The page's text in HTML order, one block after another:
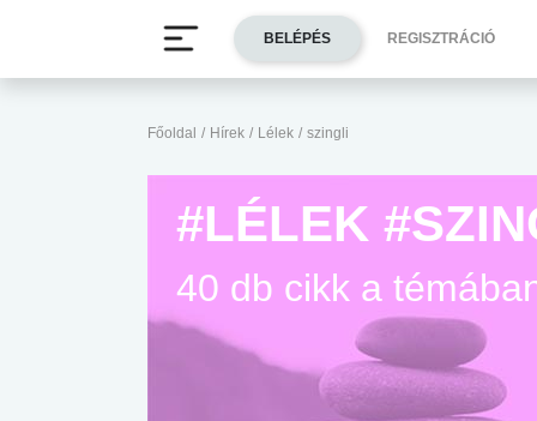
Főoldal / Hírek / Lélek / szingli
#LÉLEK
40 db cikk a
BELÉPÉS REGISZTRÁCIÓ